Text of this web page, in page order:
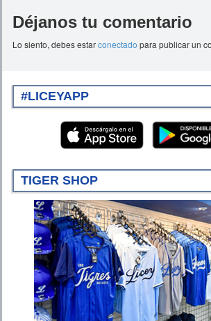
Déjanos tu comentario
Lo siento, debes estarconectado para publicar un
#LICEYAPP
TIGER SHOP